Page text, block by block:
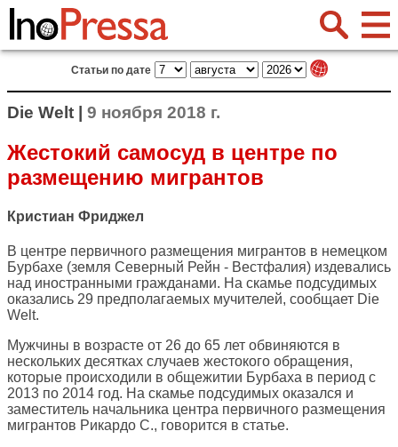
Статьи по дате
Die Welt | 9 ноября 2018 г.
Жестокий самосуд в центре по
размещению мигрантов
Кристиан Фриджел
В центре первичного размещения мигрантов в немецком
Бурбахе (земля Северный Рейн - Вестфалия) издевались
над иностранными гражданами. На скамье подсудимых
оказались 29 предполагаемых мучителей, сообщает Die
Welt.
Мужчины в возрасте от 26 до 65 лет обвиняются в
нескольких десятках случаев жестокого обращения,
которые происходили в общежитии Бурбаха в период с
2013 по 2014 год. На скамье подсудимых оказался и
заместитель начальника центра первичного размещения
мигрантов Рикардо С., говорится в статье.